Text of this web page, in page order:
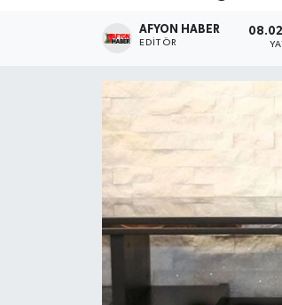
AFYON HABER
EDITÖR
Magazin